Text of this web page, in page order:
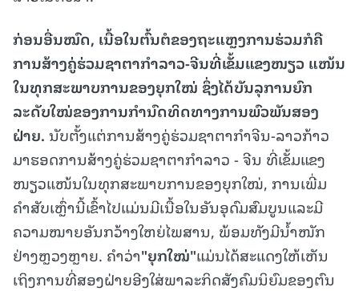
ກ່ອນອື່ນໝົດ, ເນື້ອໃນຕົ້ນຕໍຂອງຖະແຫຼງການຮ່ວມກໍຄື
ການສ້າງຄູ່ຮ່ວມຊາຕາກຳລາວ-ຈີນທີ່ເຂັ້ມແຂງໜຽວ ແໜ້ນ
ໃນທຸກສະພາບການຂອງຍຸກໃໝ່ ຊຶ່ງໄດ້ບັນລຸການຍົກ
ລະດັບໃໝ່ຂອງການກຳນົດທິດທາງການພົວພັນສອງ
ຝ່າຍ. ນັບຕັ້ງແຕ່ການສ້າງຄູ່ຮ່ວມຊາຕາກຳຈີນ-ລາວກ້າວ
ມາຮອດການສ້າງຄູ່ຮ່ວມຊາຕາກຳລາວ - ຈີນ ທີ່ເຂັ້ມແຂງ
ໜຽວແໜ້ນໃນທຸກສະພາບການຂອງຍຸກໃໝ່, ການເພີ່ມ
ຄຳສັບເຫຼົ່ານີ້ເຂົ້າໄປແມ່ນມີເນື້ອໃນອັນອຸດົມສົມບູນແລະມີ
ຄວາມໝາຍອັນກວ້າງໃຫຍ່ໄພສານ, ພ້ອມທັງມີນ້ຳໜັກ
ຢ່າງຫຼວງຫຼາຍ. ຄຳວ່າ"ຍຸກໃໝ່"ແມ່ນໄດ້ສະແດງໃຫ້ເຫັນ
ເຖິງການທີ່ສອງຝ່າຍອີງໃສ່ພາລະກິດສັງຄົມນິຍົມຂອງຕົນ